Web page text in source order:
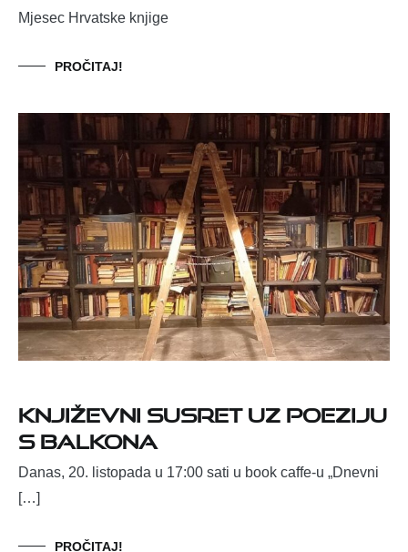
Mjesec Hrvatske knjige
PROČITAJ!
Književni susret uz poeziju
s balkona
Danas, 20. listopada u 17:00 sati u book caffe-u „Dnevni
[…]
PROČITAJ!